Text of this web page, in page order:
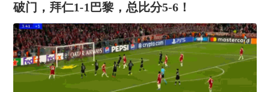
破门，拜仁1-1巴黎，总比分5-6！